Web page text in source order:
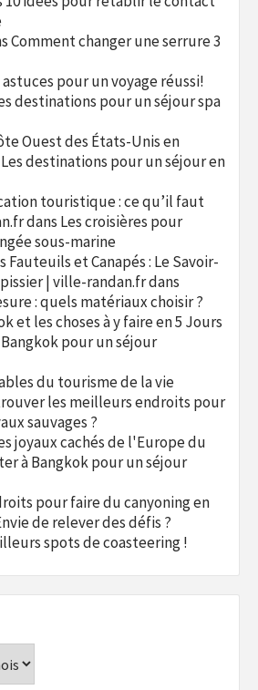
Comment changer une serrure 3
pour un voyage réussi!
destinations pour un séjour spa
Ouest des États-Unis en
Les destinations pour un séjour en
touristique : ce qu’il faut
dans Les croisières pour
sous-marine
Fauteuils et Canapés : Le Savoir-
| ville-randan.frdans
: quels matériaux choisir ?
et les choses à y faire en 5 Jours
pour un séjour
du tourisme de la vie
les meilleurs endroits pour
sauvages ?
joyaux cachés de l'Europe du
à Bangkok pour un séjour
pour faire du canyoning en
de relever des défis ?
spots de coasteering !